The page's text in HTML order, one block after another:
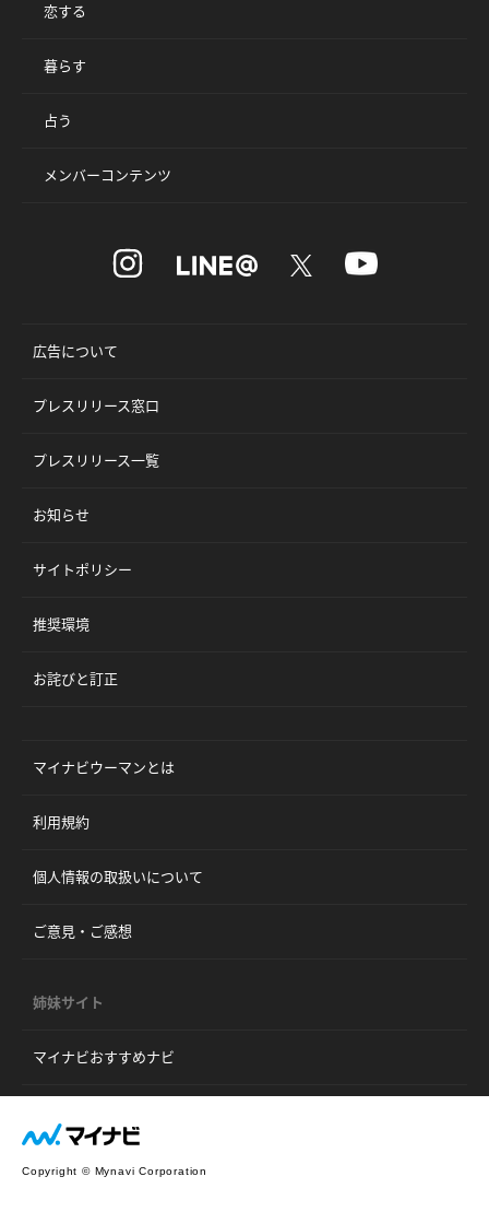
恋する
暮らす
占う
メンバーコンテンツ
広告について
プレスリリース窓口
プレスリリース一覧
お知らせ
サイトポリシー
推奨環境
お詫びと訂正
マイナビウーマンとは
利用規約
個人情報の取扱いについて
ご意見・ご感想
姉妹サイト
マイナビおすすめナビ
Copyright © Mynavi Corporation